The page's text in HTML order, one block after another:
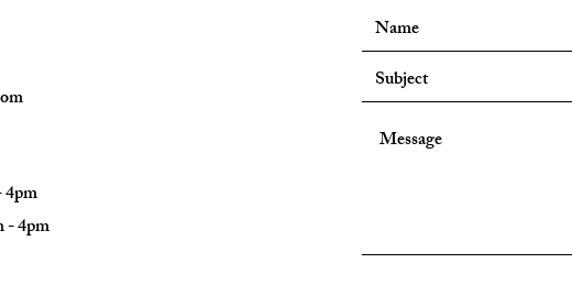
4pm
- 4pm